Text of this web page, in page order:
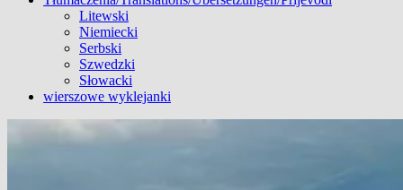
Litewski
Niemiecki
Serbski
Szwedzki
Słowacki
wierszowe wyklejanki